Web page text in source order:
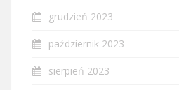
grudzień 2023
październik 2023
sierpień 2023